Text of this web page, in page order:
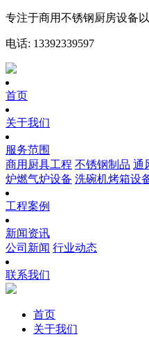
专注于商用不锈钢厨房设备
电话: 13392339597
首页
关于我们
服务范围
商用厨具工程 不锈钢制品 通
炉燃气炉设备 洗碗机烤箱设
工程案例
新闻资讯
公司新闻 行业动态
联系我们
首页
关于我们